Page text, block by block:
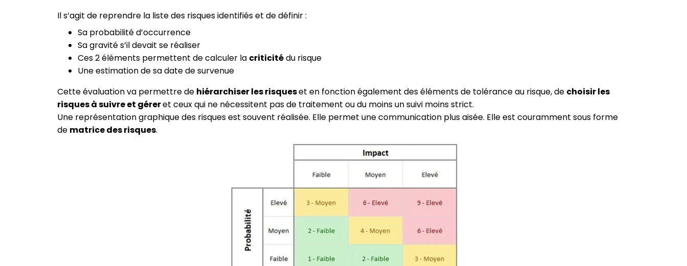
Il s’agit de reprendre la liste des risques identifiés et de définir :
Sa probabilité d’occurrence
Sa gravité s’il devait se réaliser
Ces 2 éléments permettent de calculer la criticitédu risque
Une estimation de sa date de survenue
Cette évaluation va permettre de hiérarchiser les risqueset en fonction également des éléments de tolérance au risque, de choisir les
risques à suivre et géreret ceux qui ne nécessitent pas de traitement ou du moins un suivi moins strict.
Une représentation graphique des risques est souvent réalisée. Elle permet une communication plus aisée. Elle est couramment sous forme
de matrice des risques.